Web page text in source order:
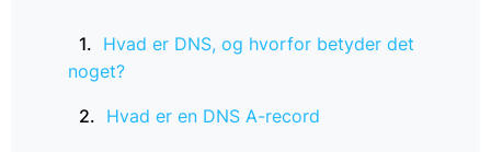
Hvad er DNS, og hvorfor betyder det
noget?
Hvad er en DNS A-record